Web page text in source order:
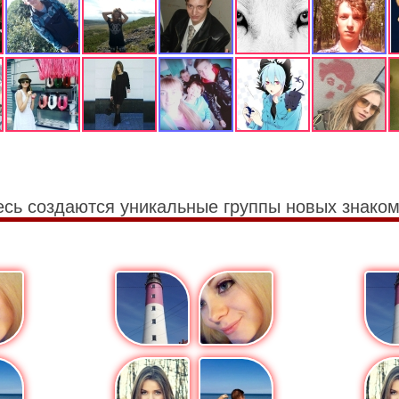
создаются уникальные группы новых